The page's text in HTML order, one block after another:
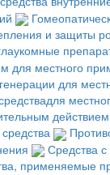
и защиты
для местного
для
Средства
применяемые